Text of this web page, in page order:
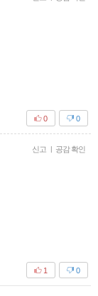
0
0
신고 | 공감 확인
0
1